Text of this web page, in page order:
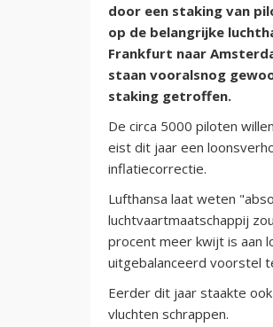
door een staking van
op de belangrijke
Frankfurt naar
staan vooralsnog
staking getroffen.
De circa 5000 piloten
eist dit jaar een
inflatiecorrectie.
Lufthansa laat weten
luchtvaartmaatschappij
procent meer kwijt is aan
uitgebalanceerd voorstel
Eerder dit jaar staakte
vluchten schrappen.